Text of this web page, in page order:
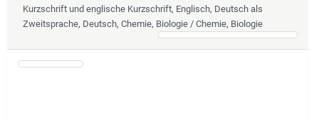
Kurzschrift und englische Kurzschrift, Englisch, Deutsch als
Zweitsprache, Deutsch, Chemie, Biologie / Chemie, Biologie